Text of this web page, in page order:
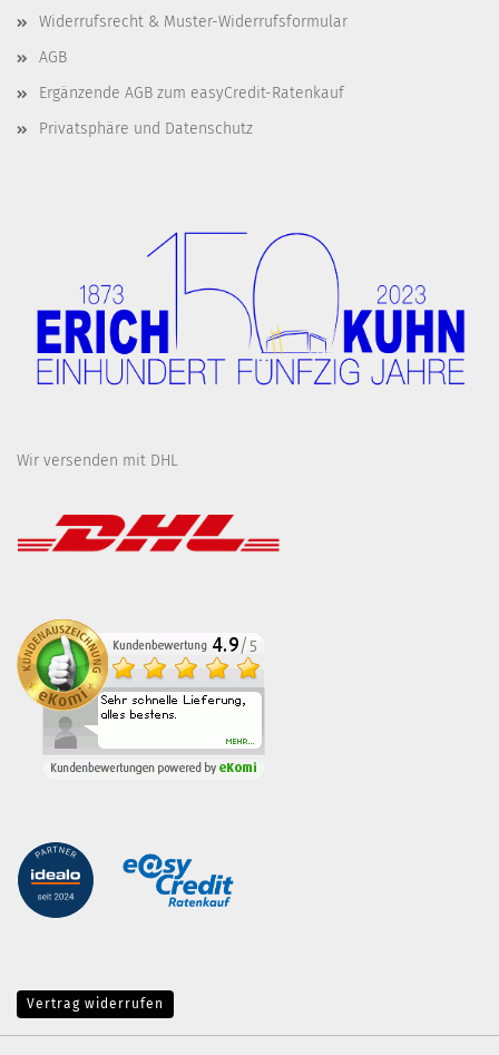
Widerrufsrecht & Muster-Widerrufsformular
AGB
Ergänzende AGB zum easyCredit-Ratenkauf
Privatsphäre und Datenschutz
Wir versenden mit DHL
Vertrag widerrufen